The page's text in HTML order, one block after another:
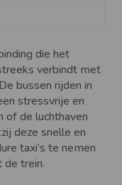
die het
verbindt met
bussen rijden in
stressvrije en
de luchthaven
deze snelle en
taxi’s te nemen
trein.